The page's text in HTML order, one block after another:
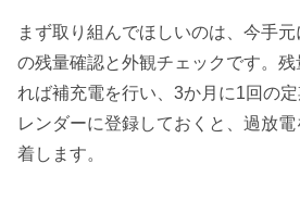
まず取り組んでほしいのは、今手
の残量確認と外観チェックです。
れば補充電を行い、3か月に1回の
レンダーに登録しておくと、過放
着します。